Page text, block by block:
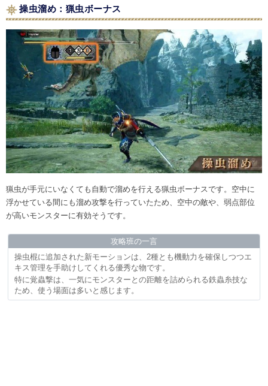
操虫溜め：猟虫ボーナス
猟虫が手元にいなくても自動で溜めを行える猟虫ボーナスです。空中に
浮かせている間にも溜め攻撃を行っていたため、空中の敵や、弱点部位
が高いモンスターに有効そうです。
攻略班の一言
操虫棍に追加された新モーションは、2種とも機動力を確保しつつエ
キス管理を手助けしてくれる優秀な物です。
特に覚蟲撃は、一気にモンスターとの距離を詰められる鉄蟲糸技な
ため、使う場面は多いと感じます。